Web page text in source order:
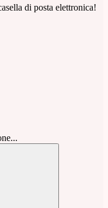
di posta elettronica!